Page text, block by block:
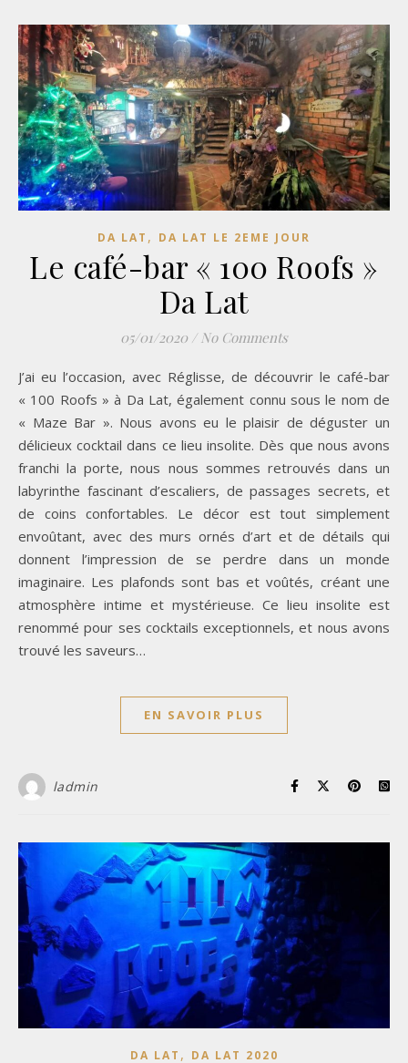
DA LAT , DA LAT LE 2EME JOUR
Le café-bar « 100 Roofs »
Da Lat
05/01/2020 / No Comments
J’ai eu l’occasion, avec Réglisse, de découvrir le café-bar
« 100 Roofs » à Da Lat, également connu sous le nom de
« Maze Bar ». Nous avons eu le plaisir de déguster un
délicieux cocktail dans ce lieu insolite. Dès que nous avons
franchi la porte, nous nous sommes retrouvés dans un
labyrinthe fascinant d’escaliers, de passages secrets, et
de coins confortables. Le décor est tout simplement
envoûtant, avec des murs ornés d’art et de détails qui
donnent l’impression de se perdre dans un monde
imaginaire. Les plafonds sont bas et voûtés, créant une
atmosphère intime et mystérieuse. Ce lieu insolite est
renommé pour ses cocktails exceptionnels, et nous avons
trouvé les saveurs…
EN SAVOIR PLUS
ladmin
DA LAT , DA LAT 2020